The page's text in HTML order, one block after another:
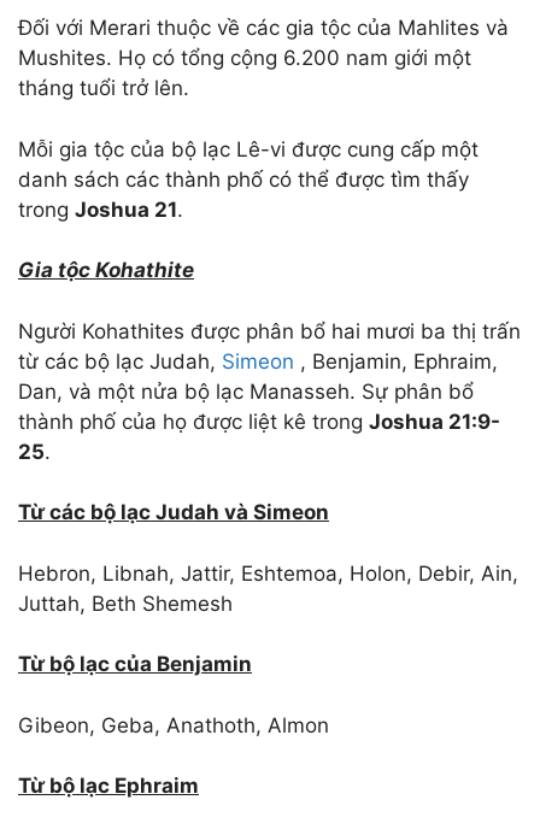
Đối với Merari thuộc về các gia tộc của Mahlites và
Mushites. Họ có tổng cộng 6.200 nam giới một
tháng tuổi trở lên.
Mỗi gia tộc của bộ lạc Lê-vi được cung cấp một
danh sách các thành phố có thể được tìm thấy
trong Joshua 21.
Gia tộc Kohathite
Người Kohathites được phân bổ hai mươi ba thị trấn
từ các bộ lạc Judah, Simeon , Benjamin, Ephraim,
Dan, và một nửa bộ lạc Manasseh. Sự phân bổ
thành phố của họ được liệt kê trong Joshua 21:9-
25.
Từ các bộ lạc Judah và Simeon
Hebron, Libnah, Jattir, Eshtemoa, Holon, Debir, Ain,
Juttah, Beth Shemesh
Từ bộ lạc của Benjamin
Gibeon, Geba, Anathoth, Almon
Từ bộ lạc Ephraim